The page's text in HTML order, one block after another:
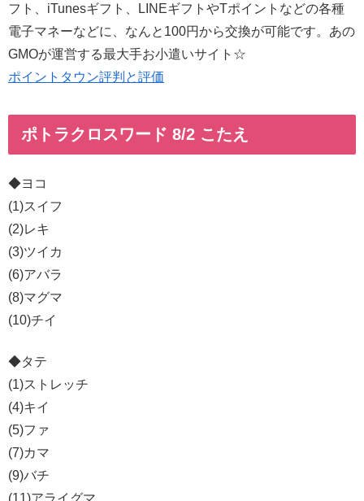
フト、iTunesギフト、LINEギフトやTポイントなどの各種
電子マネーなどに、なんと100円から交換が可能です。あの
GMOが運営する最大手お小遣いサイト☆
ポイントタウン評判と評価
ポトラクロスワード 8/2 こたえ
◆ヨコ
(1)スイフ
(2)レキ
(3)ツイカ
(6)アバラ
(8)マグマ
(10)チイ
◆タテ
(1)ストレッチ
(4)キイ
(5)ファ
(7)カマ
(9)バチ
(11)アライグマ